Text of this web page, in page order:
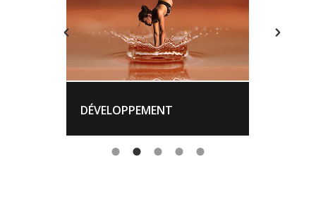
DÉVELOPPEMENT
PERSONNEL